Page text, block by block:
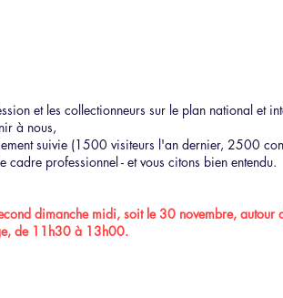
et les collectionneurs sur le plan national et
à nous,
suivie (1500 visiteurs l'an dernier, 2500
professionnel - et vous citons bien entendu.
dimanche midi, soit le 30 novembre, autour
de 11h30 à 13h00.